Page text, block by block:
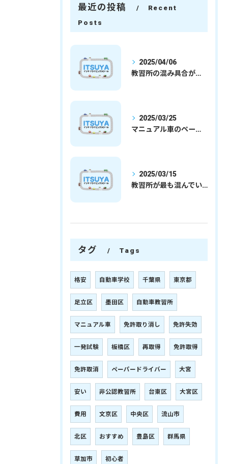
最近の投稿
Recent
Posts
2025/04/06
教習所の混み具合が減ってきました
2025/03/25
マニュアル車のペーパードライバー
2025/03/15
教習所が最も混んでいる時期
タグ Tags
格安 自動車学校 千葉県 東京都
足立区 墨田区 自動車教習所
マニュアル車 免許取り消し 免許失効
一発試験 板橋区 再取得 免許取得
免許取消 ペーパードライバー 大宮
安い 非公認教習所 台東区 大宮区
費用 文京区 中央区 流山市
北区 おすすめ 豊島区 群馬県
草加市 初心者